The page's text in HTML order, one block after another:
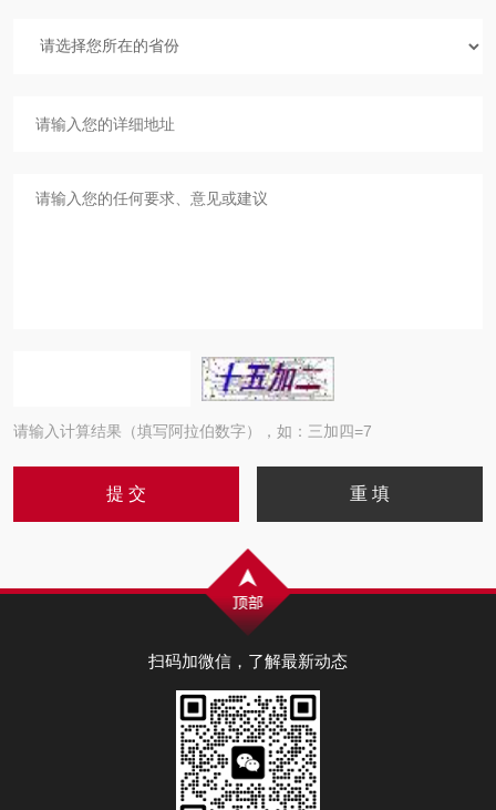
请输入计算结果（填写阿拉伯数字），如：三加四=7
扫码加微信，了解最新动态